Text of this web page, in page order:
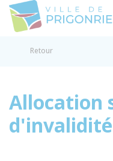
Retour
Allocation
d'invalidité